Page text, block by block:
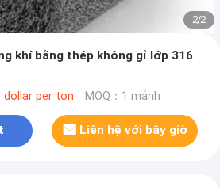
2/2
khí bằng thép không gỉ lớp 316
dollar per ton MOQ：1 mảnh
Liên hệ với bây giờ